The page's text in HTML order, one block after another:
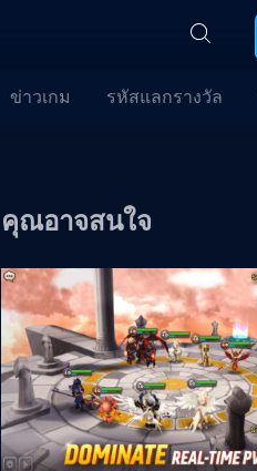
ข่าวเกม รหัสแลกรางวัล
คุณอาจสนใจ